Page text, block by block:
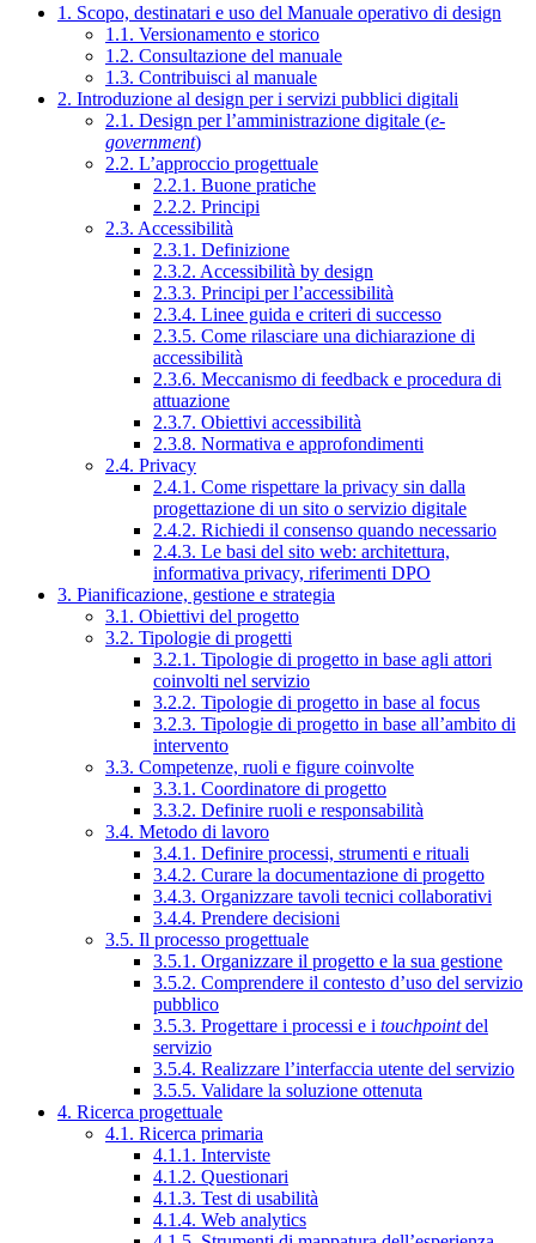
1. Scopo, destinatari e uso del Manuale operativo di design
1.1. Versionamento e storico
1.2. Consultazione del manuale
1.3. Contribuisci al manuale
2. Introduzione al design per i servizi pubblici digitali
2.1. Design per l’amministrazione digitale (e-
government)
2.2. L’approccio progettuale
2.2.1. Buone pratiche
2.2.2. Principi
2.3. Accessibilità
2.3.1. Definizione
2.3.2. Accessibilità by design
2.3.3. Principi per l’accessibilità
2.3.4. Linee guida e criteri di successo
2.3.5. Come rilasciare una dichiarazione di
accessibilità
2.3.6. Meccanismo di feedback e procedura di
attuazione
2.3.7. Obiettivi accessibilità
2.3.8. Normativa e approfondimenti
2.4. Privacy
2.4.1. Come rispettare la privacy sin dalla
progettazione di un sito o servizio digitale
2.4.2. Richiedi il consenso quando necessario
2.4.3. Le basi del sito web: architettura,
informativa privacy, riferimenti DPO
3. Pianificazione, gestione e strategia
3.1. Obiettivi del progetto
3.2. Tipologie di progetti
3.2.1. Tipologie di progetto in base agli attori
coinvolti nel servizio
3.2.2. Tipologie di progetto in base al focus
3.2.3. Tipologie di progetto in base all’ambito di
intervento
3.3. Competenze, ruoli e figure coinvolte
3.3.1. Coordinatore di progetto
3.3.2. Definire ruoli e responsabilità
3.4. Metodo di lavoro
3.4.1. Definire processi, strumenti e rituali
3.4.2. Curare la documentazione di progetto
3.4.3. Organizzare tavoli tecnici collaborativi
3.4.4. Prendere decisioni
3.5. Il processo progettuale
3.5.1. Organizzare il progetto e la sua gestione
3.5.2. Comprendere il contesto d’uso del servizio
pubblico
3.5.3. Progettare i processi e i touchpointdel
servizio
3.5.4. Realizzare l’interfaccia utente del servizio
3.5.5. Validare la soluzione ottenuta
4. Ricerca progettuale
4.1. Ricerca primaria
4.1.1. Interviste
4.1.2. Questionari
4.1.3. Test di usabilità
4.1.4. Web analytics